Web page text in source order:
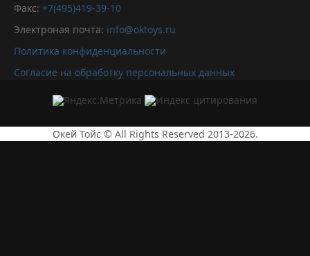
Факс: +7(495)419-39-10
Электроная почта: info@oktoys.ru
Политика конфиденциальности
Согласие на обработку персональных данных
Окей Тойс © All Rights Reserved 2013-2026.